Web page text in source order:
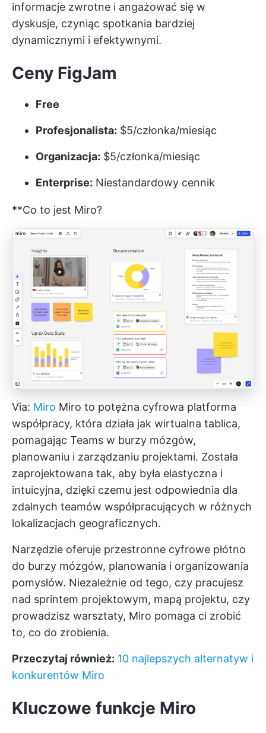
informacje zwrotne i angażować się w
dyskusje, czyniąc spotkania bardziej
dynamicznymi i efektywnymi.
Ceny FigJam
Free
Profesjonalista: $5/członka/miesiąc
Organizacja: $5/członka/miesiąc
Enterprise: Niestandardowy cennik
**Co to jest Miro?
Via: Miro Miro to potężna cyfrowa platforma
współpracy, która działa jak wirtualna tablica,
pomagając Teams w burzy mózgów,
planowaniu i zarządzaniu projektami. Została
zaprojektowana tak, aby była elastyczna i
intuicyjna, dzięki czemu jest odpowiednia dla
zdalnych teamów współpracujących w różnych
lokalizacjach geograficznych.
Narzędzie oferuje przestronne cyfrowe płótno
do burzy mózgów, planowania i organizowania
pomysłów. Niezależnie od tego, czy pracujesz
nad sprintem projektowym, mapą projektu, czy
prowadzisz warsztaty, Miro pomaga ci zrobić
to, co do zrobienia.
Przeczytaj również: 10 najlepszych alternatyw i
konkurentów Miro
Kluczowe funkcje Miro